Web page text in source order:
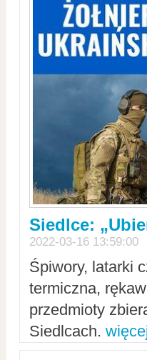
Siedlce:
2022-03-16 13:59:00
Śpiwory, latarki
termiczna,
przedmioty
Siedlcach.